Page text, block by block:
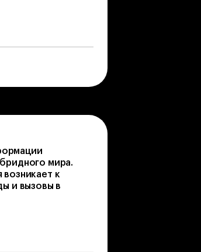
мира.
к
и вызовы в